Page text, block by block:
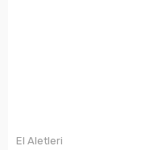
El Aletleri